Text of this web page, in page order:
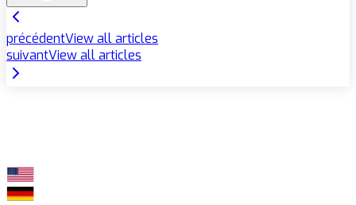
précédentView all articles
suivantView all articles